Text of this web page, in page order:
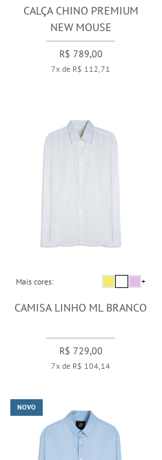
CALÇA CHINO PREMIUM
NEW MOUSE
R$ 789,00
7x de R$ 112,71
Mais cores: +
CAMISA LINHO ML BRANCO
R$ 729,00
7x de R$ 104,14
NOVO